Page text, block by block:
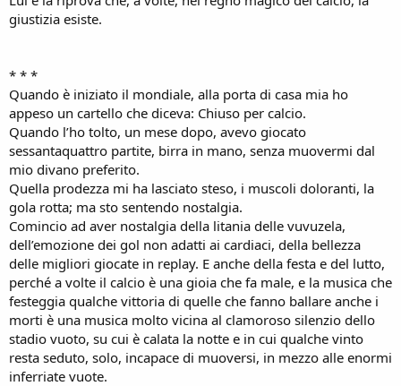
giustizia esiste.
* * *
Quando è iniziato il mondiale, alla porta di casa mia ho
appeso un cartello che diceva: Chiuso per calcio.
Quando l’ho tolto, un mese dopo, avevo giocato
sessantaquattro partite, birra in mano, senza muovermi dal
mio divano preferito.
Quella prodezza mi ha lasciato steso, i muscoli doloranti, la
gola rotta; ma sto sentendo nostalgia.
Comincio ad aver nostalgia della litania delle vuvuzela,
dell’emozione dei gol non adatti ai cardiaci, della bellezza
delle migliori giocate in replay. E anche della festa e del lutto,
perché a volte il calcio è una gioia che fa male, e la musica che
festeggia qualche vittoria di quelle che fanno ballare anche i
morti è una musica molto vicina al clamoroso silenzio dello
stadio vuoto, su cui è calata la notte e in cui qualche vinto
resta seduto, solo, incapace di muoversi, in mezzo alle enormi
inferriate vuote.